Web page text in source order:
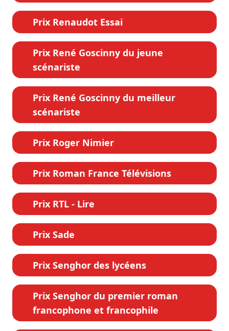
Prix Renaudot Essai
Prix René Goscinny du jeune
scénariste
Prix René Goscinny du meilleur
scénariste
Prix Roger Nimier
Prix Roman France Télévisions
Prix RTL - Lire
Prix Sade
Prix Senghor des lycéens
Prix Senghor du premier roman
francophone et francophile